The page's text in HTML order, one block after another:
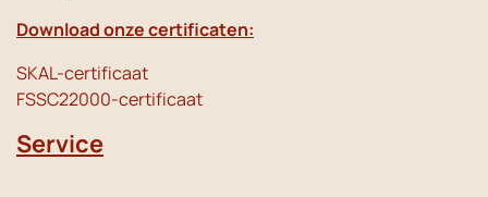
Download onze certificaten:
SKAL-certificaat
FSSC22000-certificaat
Service